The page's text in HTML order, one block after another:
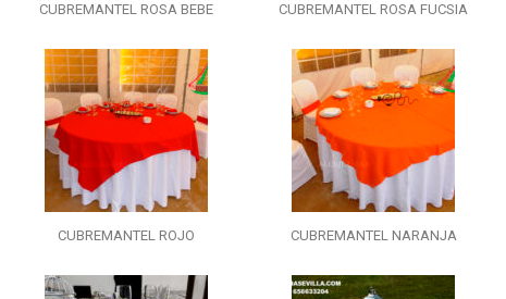
CUBREMANTEL ROSA BEBE CUBREMANTEL ROSA FUCSIA
CUBREMANTEL ROJO CUBREMANTEL NARANJA